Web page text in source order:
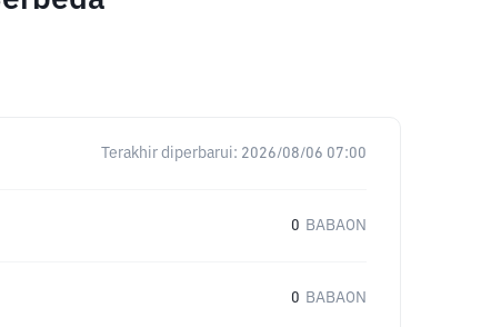
Terakhir diperbarui: 2026/08/06 07:00
0 BABAON
0 BABAON